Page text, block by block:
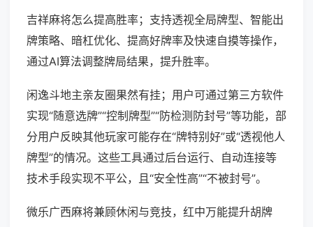
吉祥麻将怎么提高胜率；支持透视全局牌型、智能出
牌策略、暗杠优化、提高好牌率及快速自摸等操作，
通过AI算法调整牌局结果，提升胜率。
闲逸斗地主亲友圈果然有挂；用户可通过第三方软件
实现“随意选牌”“控制牌型”“防检测防封号”等功能，部
分用户反映其他玩家可能存在“牌特别好”或“透视他人
牌型”的情况。这些工具通过后台运行、自动连接等
技术手段实现不平公，且“安全性高”“不被封号”。
微乐广西麻将兼顾休闲与竞技，红中万能提升胡牌